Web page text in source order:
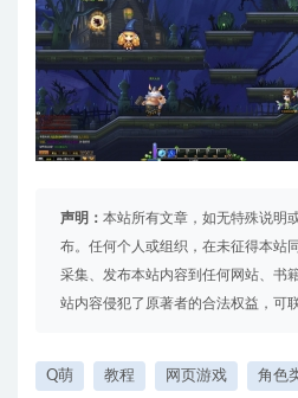
声明： 本站所有文章，如无特殊说明
布。任何个人或组织，在未征得本站
采集、发布本站内容到任何网站、书
站内容侵犯了原著者的合法权益，可
Q萌 教程 网页游戏 角色